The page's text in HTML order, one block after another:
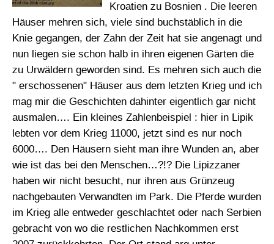
Kroatien zu Bosnien . Die leeren
Häuser mehren sich, viele sind buchstäblich in die
Knie gegangen, der Zahn der Zeit hat sie angenagt und
nun liegen sie schon halb in ihren eigenen Gärten die
zu Urwäldern geworden sind. Es mehren sich auch die
" erschossenen" Häuser aus dem letzten Krieg und ich
mag mir die Geschichten dahinter eigentlich gar nicht
ausmalen…. Ein kleines Zahlenbeispiel : hier in Lipik
lebten vor dem Krieg 11000, jetzt sind es nur noch
6000…. Den Häusern sieht man ihre Wunden an, aber
wie ist das bei den Menschen…?!? Die Lipizzaner
haben wir nicht besucht, nur ihren aus Grünzeug
nachgebauten Verwandten im Park. Die Pferde wurden
im Krieg alle entweder geschlachtet oder nach Serbien
gebracht von wo die restlichen Nachkommen erst